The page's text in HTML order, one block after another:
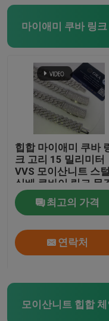
마이애미 쿠바 링크
힙합 마이애미 쿠바
크 고리 15 밀리미터
VVS 모이산니트 스
실베 쿠바이 링크 목
이줄
최고의 가격
연락처
모이산니트 힙합 체